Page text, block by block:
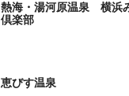
熱海・湯河原温泉 横浜
倶楽部
恵びす温泉